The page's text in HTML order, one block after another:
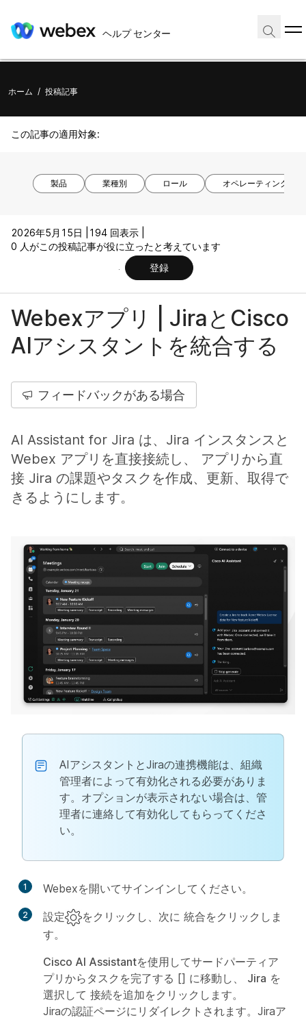
ヘルプ センター
ホーム / 投稿記事
この記事の適用対象:
製品 業種別 ロール オペレーティング シ
2026年5月15日 |
194 回表示 |
0 人がこの投稿記事が役に立ったと考えています
登録
Webexアプリ | JiraとCisco
AIアシスタントを統合する
フィードバックがある場合
AI Assistant for Jira は、Jira インスタンスと
Webex アプリを直接接続し、 アプリから直
接 Jira の課題やタスクを作成、更新、取得で
きるようにします。
AIアシスタントとJiraの連携機能は、組織
管理者によって有効化される必要がありま
す。オプションが表示されない場合は、管
理者に連絡して有効化してもらってくださ
い。
1 Webexを開いてサインインしてください。
2 設定 をクリックし、次に 統合をクリックしま
す。
Cisco AI Assistantを使用してサードパーティア
プリからタスクを完了する [] に移動し、 Jira を
選択して 接続を追加をクリックします。
Jiraの認証ページにリダイレクトされます。Jiraア